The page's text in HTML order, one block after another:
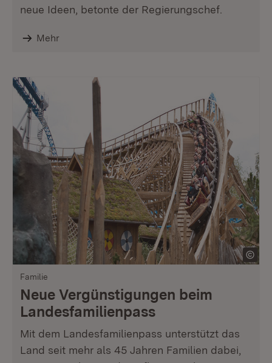
neue Ideen, betonte der Regierungschef.
Mehr
Familie
Neue Vergünstigungen beim
Landesfamilienpass
Mit dem Landesfamilienpass unterstützt das
Land seit mehr als 45 Jahren Familien dabei,